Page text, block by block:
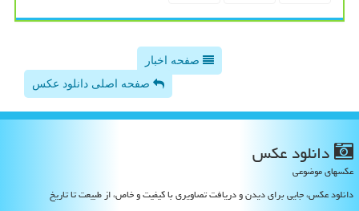
صفحه اخبار
صفحه اصلی دانلود عکس
دانلود عكس
عکسهای موضوعی
دانلود عکس، جایی برای دیدن و دریافت تصاویری با کیفیت و خاص، از طبیعت تا تاریخ